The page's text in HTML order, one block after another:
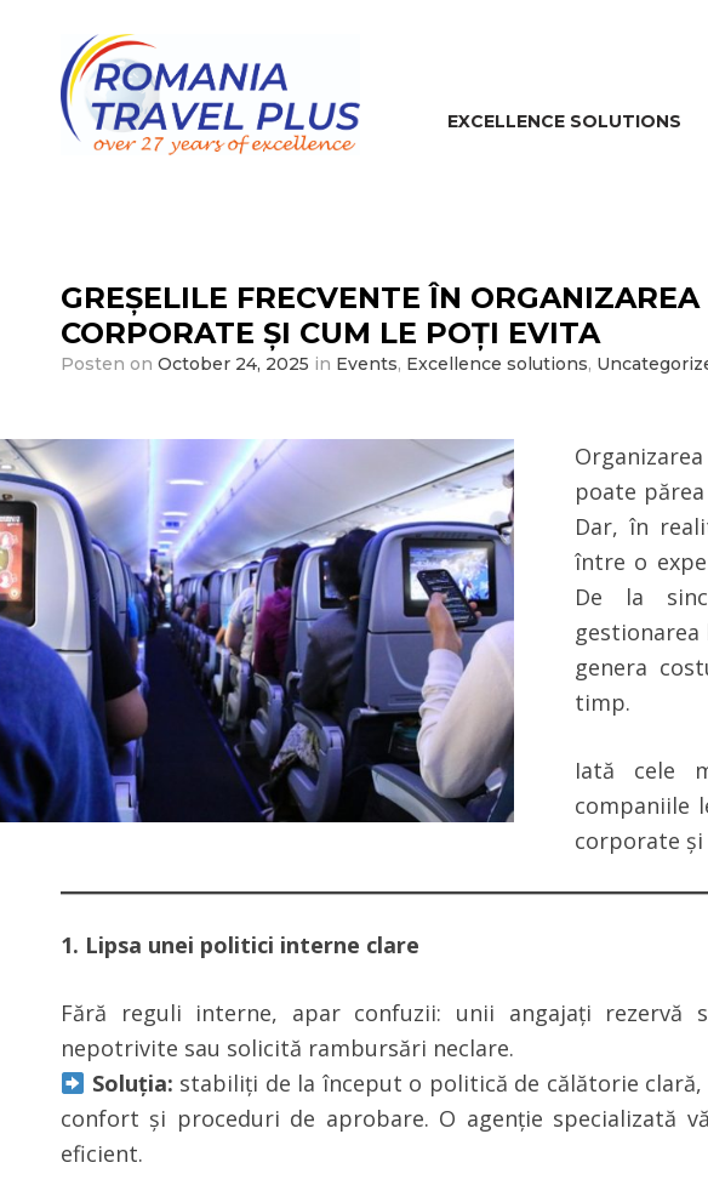
EXCELLENCE SOLUTIONS
GREȘELILE FRECVENTE ÎN
CORPORATE ȘI CUM LE POȚI EVITA
Posten on October 24, 2025 in Events, Excellence solutions,
poate
Dar, în
între o
De la
genera
timp.
Iată cele
companiile
corporate
1. Lipsa unei politici interne clare
Fără reguli interne, apar confuzii: unii angajați rezervă
nepotrivite sau solicită rambursări neclare.
Soluția: stabiliți de la început o politică de călătorie
confort și proceduri de aprobare. O agenție specializată
eficient.